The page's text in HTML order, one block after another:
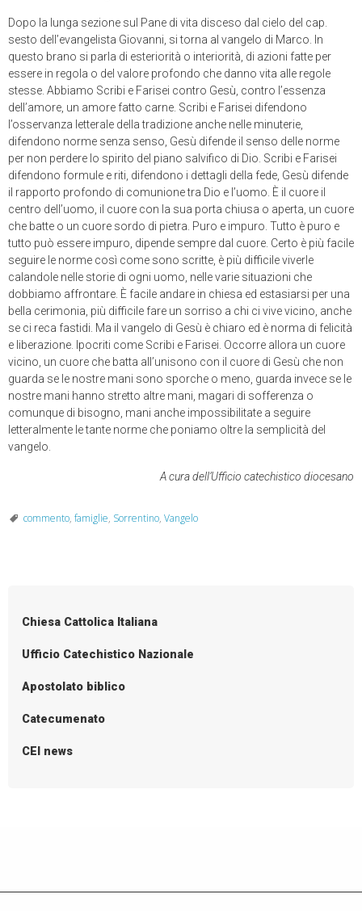
Dopo la lunga sezione sul Pane di vita disceso dal cielo del cap.
sesto dell’evangelista Giovanni, si torna al vangelo di Marco. In
questo brano si parla di esteriorità o interiorità, di azioni fatte per
essere in regola o del valore profondo che danno vita alle regole
stesse. Abbiamo Scribi e Farisei contro Gesù, contro l’essenza
dell’amore, un amore fatto carne. Scribi e Farisei difendono
l’osservanza letterale della tradizione anche nelle minuterie,
difendono norme senza senso, Gesù difende il senso delle norme
per non perdere lo spirito del piano salvifico di Dio. Scribi e Farisei
difendono formule e riti, difendono i dettagli della fede, Gesù difende
il rapporto profondo di comunione tra Dio e l’uomo. È il cuore il
centro dell’uomo, il cuore con la sua porta chiusa o aperta, un cuore
che batte o un cuore sordo di pietra. Puro e impuro. Tutto è puro e
tutto può essere impuro, dipende sempre dal cuore. Certo è più facile
seguire le norme così come sono scritte, è più difficile viverle
calandole nelle storie di ogni uomo, nelle varie situazioni che
dobbiamo affrontare. È facile andare in chiesa ed estasiarsi per una
bella cerimonia, più difficile fare un sorriso a chi ci vive vicino, anche
se ci reca fastidi. Ma il vangelo di Gesù è chiaro ed è norma di felicità
e liberazione. Ipocriti come Scribi e Farisei. Occorre allora un cuore
vicino, un cuore che batta all’unisono con il cuore di Gesù che non
guarda se le nostre mani sono sporche o meno, guarda invece se le
nostre mani hanno stretto altre mani, magari di sofferenza o
comunque di bisogno, mani anche impossibilitate a seguire
letteralmente le tante norme che poniamo oltre la semplicità del
vangelo.
A cura dell’Ufficio catechistico diocesano
commento, famiglie, Sorrentino, Vangelo
Chiesa Cattolica Italiana
Ufficio Catechistico Nazionale
Apostolato biblico
Catecumenato
CEI news